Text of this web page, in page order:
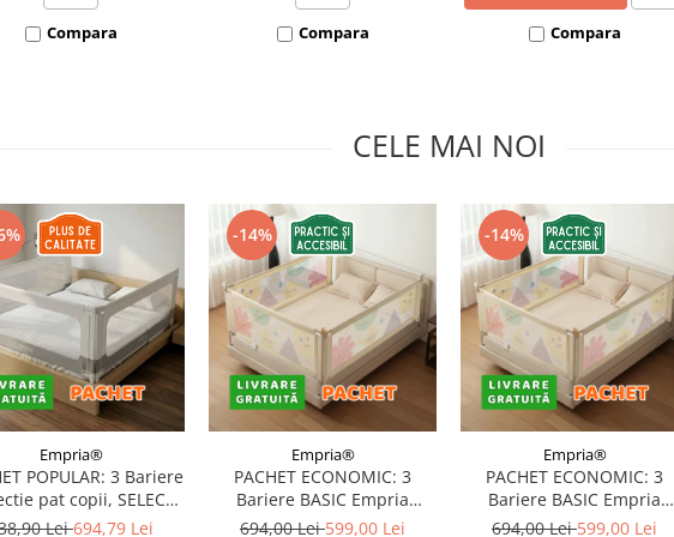
Compara Compara Compara
CELE MAI NOI
Empria®
POPULAR: 3 Bariere
pat copii, SELECT,
160x200 cm
Lei694,79 Lei
-14%
Empria®
PACHET ECONOMIC: 3
Bariere BASIC Empria
protectie pat 160X200 cm +
694,00 Lei599,00 Lei
-14%
Empria®
PACHET ECONOMIC: 3
Bariere BASIC Empria
protectie pat 180X200 cm +
694,00 Lei599,00 Lei